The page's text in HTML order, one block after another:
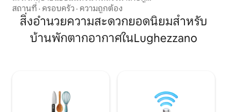
เข้าพักที่ให้ความสำคัญกับคุณภาพและ
ทำเลที่ตั้งดีเยี่ยม • การพักผ่อนระดับ
พรีเมียม: 2 ห้องนอนพร้อมท็อปเปอร์
เมมโมรี่โฟมความหนา 5 ซม. (1 ห้องมีระเบียง
ส่วนตัว) • ความเป็นส่วนตัว: ห้องน้ำ 2 ห้อง
สะอาด: €55 • ภาษีเทศบาล: 3.50 ยูโร/คน/
คืน สำหรับ 4 คืนแรก
สถานที่ · ครอบครัว · ความถูกต้อง
ระดับชั้นยอด
สิ่งอำนวยความสะดวกยอดนิยมสำหรับ
บ้านพักตากอากาศในLughezzano